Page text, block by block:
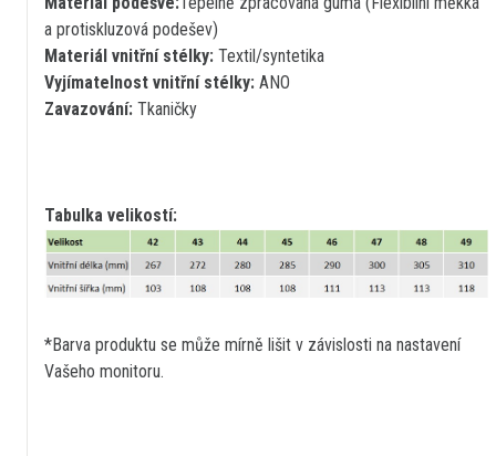
a protiskluzová podešev)
Materiál vnitřní stélky: Textil/syntetika
Vyjímatelnost vnitřní stélky: ANO
Zavazování: Tkaničky
Tabulka velikostí:
*Barva produktu se může mírně lišit v závislosti na nastavení
Vašeho monitoru.